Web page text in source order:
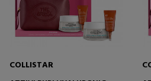
COLLISTAR